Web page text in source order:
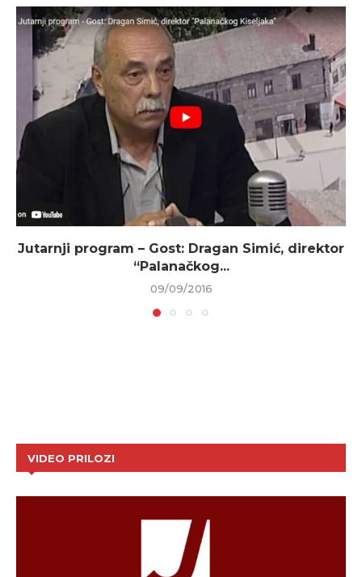
Jutarnji program – Gost: Dragan Simić, direktor
“Palanačkog...
09/09/2016
VIDEO PRILOZI